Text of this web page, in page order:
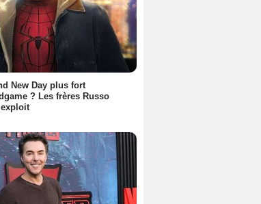
New Day plus fort
? Les frères Russo